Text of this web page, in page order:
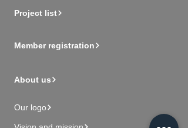
Project list
Member registration
About us
Our logo